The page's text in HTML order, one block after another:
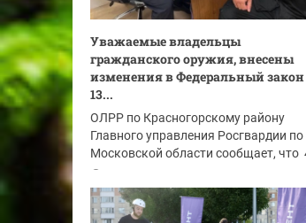
Уважаемые владельцы
гражданского оружия, внесены
изменения в Федеральный закон
13...
ОЛРР по Красногорскому району
Главного управления Росгвардии по
Московской области сообщает, что
июля 2026 года...